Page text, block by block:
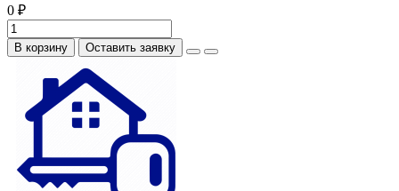
0 ₽
В корзину Оставить заявку